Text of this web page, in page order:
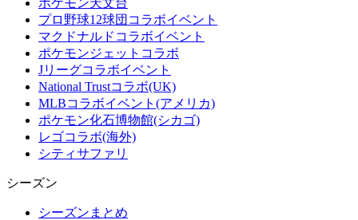
ポケモン天文台
プロ野球12球団コラボイベント
マクドナルドコラボイベント
ポケモンジェットコラボ
Jリーグコラボイベント
National Trustコラボ(UK)
MLBコラボイベント(アメリカ)
ポケモン化石博物館(シカゴ)
レゴコラボ(海外)
シティサファリ
シーズン
シーズンまとめ